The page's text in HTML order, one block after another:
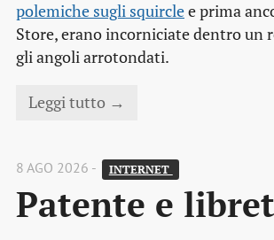
polemiche sugli squirclee prima
Store, erano incorniciate dentro un
gli angoli arrotondati.
Leggi tutto →
8 AGO 2026 - INTERNET
Patente e